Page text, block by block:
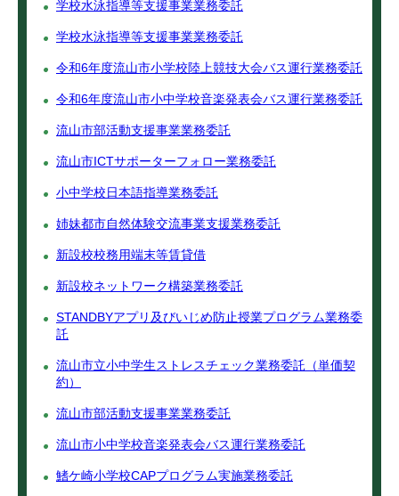
学校水泳指導等支援事業業務委託
学校水泳指導等支援事業業務委託
令和6年度流山市小学校陸上競技大会バス運行業務委託
令和6年度流山市小中学校音楽発表会バス運行業務委託
流山市部活動支援事業業務委託
流山市ICTサポーターフォロー業務委託
小中学校日本語指導業務委託
姉妹都市自然体験交流事業支援業務委託
新設校校務用端末等賃貸借
新設校ネットワーク構築業務委託
STANDBYアプリ及びいじめ防止授業プログラム業務委
託
流山市立小中学生ストレスチェック業務委託（単価契
約）
流山市部活動支援事業業務委託
流山市小中学校音楽発表会バス運行業務委託
鰭ケ崎小学校CAPプログラム実施業務委託